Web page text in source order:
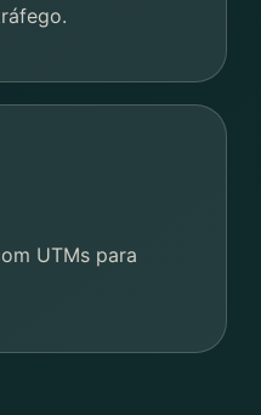
UTMs para